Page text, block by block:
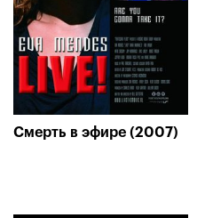
Смерть в эфире (2007)